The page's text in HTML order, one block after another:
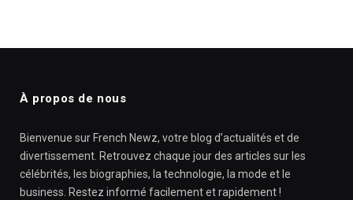
À propos de nous
Bienvenue sur French Newz, votre blog d’actualités et de
divertissement. Retrouvez chaque jour des articles sur les
célébrités, les biographies, la technologie, la mode et le
business. Restez informé facilement et rapidement !